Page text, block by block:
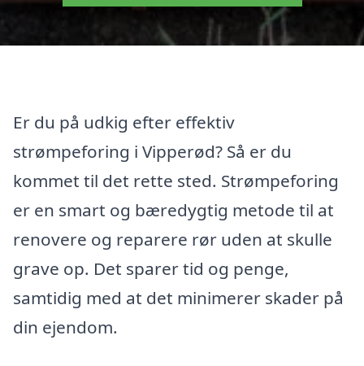
Er du på udkig efter effektiv
strømpeforing i Vipperød? Så er du
kommet til det rette sted. Strømpeforing
er en smart og bæredygtig metode til at
renovere og reparere rør uden at skulle
grave op. Det sparer tid og penge,
samtidig med at det minimerer skader på
din ejendom.